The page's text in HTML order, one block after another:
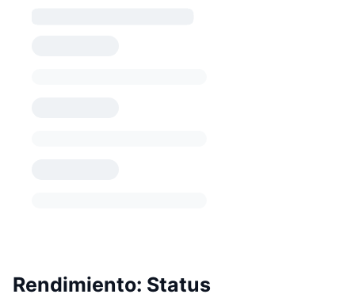
Rendimiento: Status